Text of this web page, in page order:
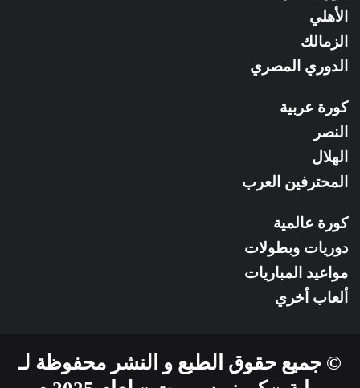
الأهلي
الزمالك
الدوري المصري
كورة عربية
النصر
الهلال
المحترفين العرب
كورة عالمية
دوريات وبطولات
مواعيد المباريات
ألعاب أخري
© جميع حقوق الطبع و النشر محفوظة لـ